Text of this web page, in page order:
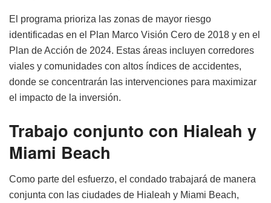
El programa prioriza las zonas de mayor riesgo
identificadas en el Plan Marco Visión Cero de 2018 y en el
Plan de Acción de 2024. Estas áreas incluyen corredores
viales y comunidades con altos índices de accidentes,
donde se concentrarán las intervenciones para maximizar
el impacto de la inversión.
Trabajo conjunto con Hialeah y
Miami Beach
Como parte del esfuerzo, el condado trabajará de manera
conjunta con las ciudades de Hialeah y Miami Beach,